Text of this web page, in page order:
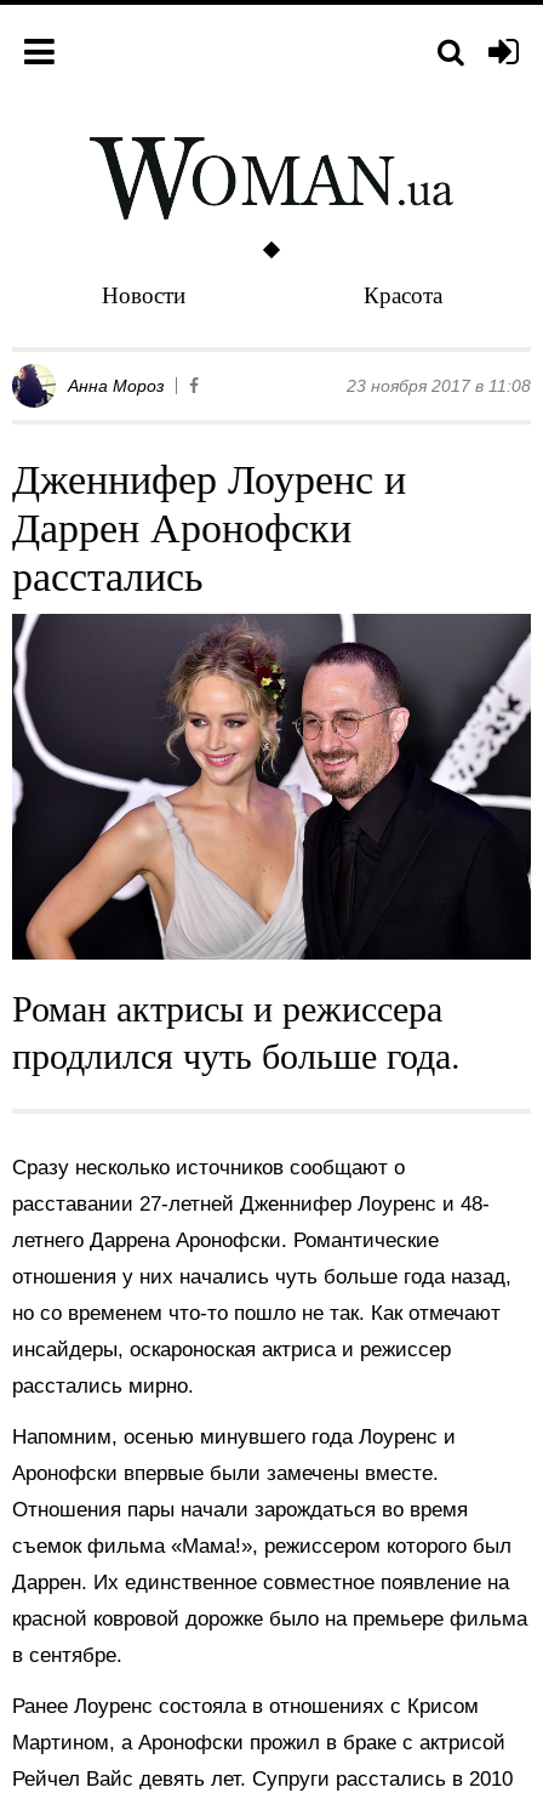
Новости Красота
Анна Мороз 23 ноября 2017 в 11:08
Дженнифер Лоуренс и
Даррен Аронофски
расстались
Роман актрисы и режиссера
продлился чуть больше года.
Сразу несколько источников сообщают о
расставании 27-летней Дженнифер Лоуренс и 48-
летнего Даррена Аронофски. Романтические
отношения у них начались чуть больше года назад,
но со временем что-то пошло не так. Как отмечают
инсайдеры, оскароноская актриса и режиссер
расстались мирно.
Напомним, осенью минувшего года Лоуренс и
Аронофски впервые были замечены вместе.
Отношения пары начали зарождаться во время
съемок фильма «Мама!», режиссером которого был
Даррен. Их единственное совместное появление на
красной ковровой дорожке было на премьере фильма
в сентябре.
Ранее Лоуренс состояла в отношениях с Крисом
Мартином, а Аронофски прожил в браке с актрисой
Рейчел Вайс девять лет. Супруги расстались в 2010